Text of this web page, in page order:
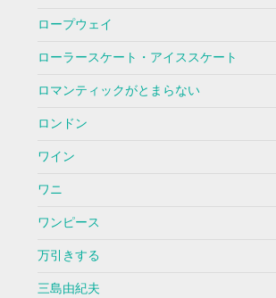
ロープウェイ
ローラースケート・アイススケート
ロマンティックがとまらない
ロンドン
ワイン
ワニ
ワンピース
万引きする
三島由紀夫